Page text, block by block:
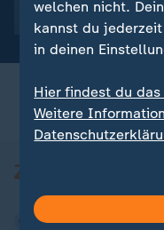
Chefsache
welchen nicht.
kannst du
in deinen
Hier findest du
Weitere